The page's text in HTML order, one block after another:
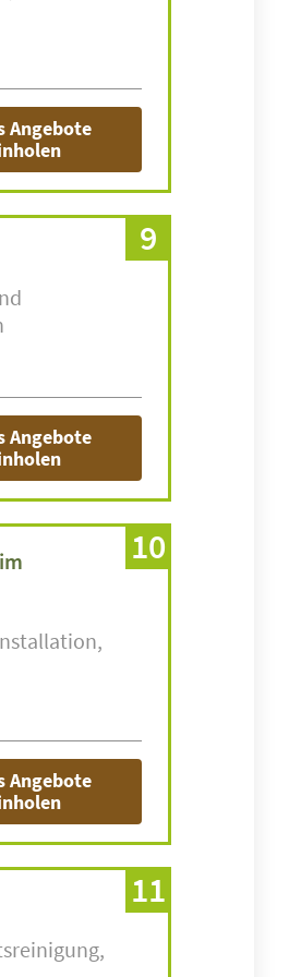
Angebote
9
Angebote
10
Angebote
11